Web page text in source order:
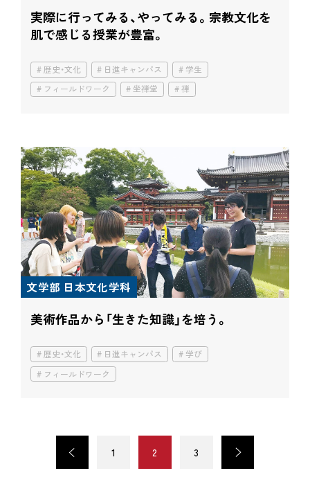
実際に行ってみる、やってみる。 宗教文化を
肌で感じる授業が豊富。
歴史・文化 日進キャンパス
学生
フィールドワーク
坐禅堂 禅
文学部 日本文化学科
美術作品から「生きた知識」を培う。
歴史・文化 日進キャンパス
学び
フィールドワーク
< 1 2 3 >